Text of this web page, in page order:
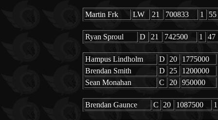
Martin Frk LW 21 700833 1 55
Ryan Sproul D 21 742500 1 47
Hampus Lindholm D 20
1775000
Brendan Smith
D 25
1200000
Sean Monahan
C 20 950000
Brendan Gaunce C 20 1087500 1